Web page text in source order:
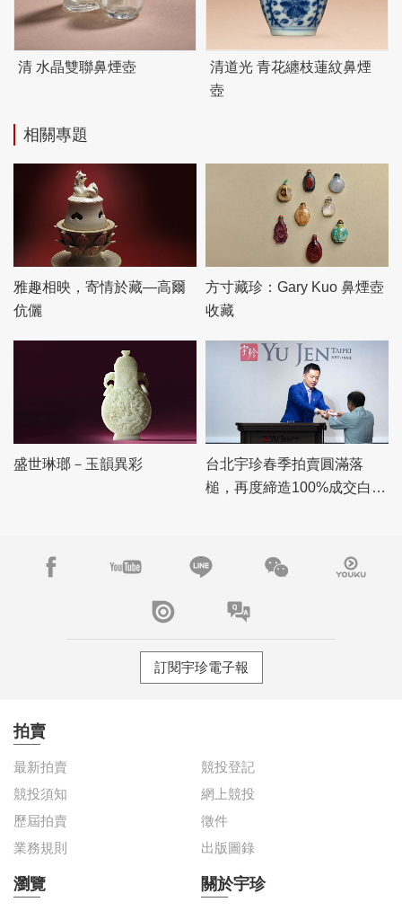
清 水晶雙聯鼻煙壺
清道光 青花纏枝蓮紋鼻煙
壺
相關專題
雅趣相映，寄情於藏—高爾
伉儷
方寸藏珍：Gary Kuo 鼻煙壺
收藏
盛世琳瑯－玉韻異彩
台北宇珍春季拍賣圓滿落
槌，再度締造100%成交白手
訂閱宇珍電子報
拍賣
最新拍賣
競投登記
競投須知
網上競投
歷屆拍賣
徵件
業務規則
出版圖錄
瀏覽 關於宇珍